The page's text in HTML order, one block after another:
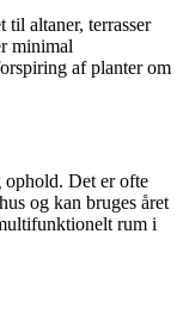
til altaner, terrasser
minimal
af planter om
Det er ofte
og kan bruges året
rum i